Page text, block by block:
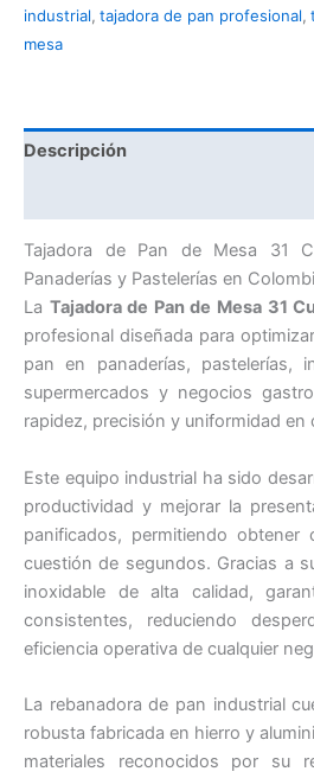
industrial, tajadora de pan profesional,
mesa
Descripción
Tajadora de Pan de Mesa 31
Panaderías y Pastelerías en
La Tajadora de Pan de Mesa 31
profesional diseñada para
pan en panaderías, pastelerías,
supermercados y negocios
rapidez, precisión y uniformidad en
Este equipo industrial ha sido
productividad y mejorar la
panificados, permitiendo obtener
cuestión de segundos. Gracias a
inoxidable de alta calidad,
consistentes, reduciendo
eficiencia operativa de cualquier
La rebanadora de pan industrial
robusta fabricada en hierro y
materiales reconocidos por su